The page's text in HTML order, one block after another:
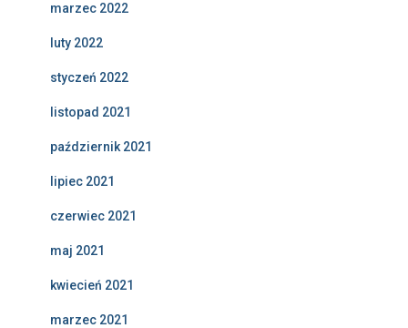
marzec 2022
luty 2022
styczeń 2022
listopad 2021
październik 2021
lipiec 2021
czerwiec 2021
maj 2021
kwiecień 2021
marzec 2021